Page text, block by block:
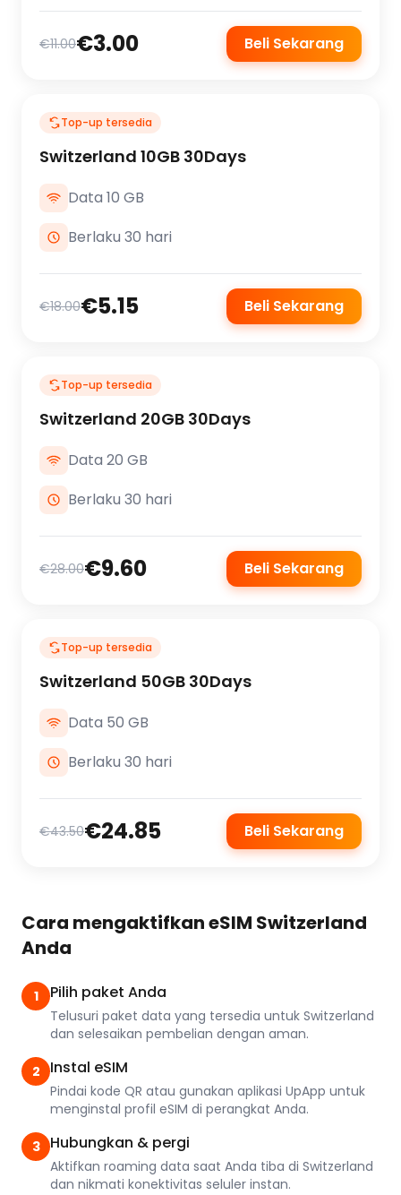
€11.00€3.00 Beli Sekarang
Top-up tersedia
Switzerland 10GB 30Days
Data 10 GB
Berlaku 30 hari
€18.00€5.15 Beli Sekarang
Top-up tersedia
Switzerland 20GB 30Days
Data 20 GB
Berlaku 30 hari
€28.00€9.60 Beli Sekarang
Top-up tersedia
Switzerland 50GB 30Days
Data 50 GB
Berlaku 30 hari
€43.50€24.85 Beli Sekarang
Cara mengaktifkan eSIM Switzerland
Anda
1 Pilih paket Anda
Telusuri paket data yang tersedia untuk Switzerland
dan selesaikan pembelian dengan aman.
2 Instal eSIM
Pindai kode QR atau gunakan aplikasi UpApp untuk
menginstal profil eSIM di perangkat Anda.
3 Hubungkan & pergi
Aktifkan roaming data saat Anda tiba di Switzerland
dan nikmati konektivitas seluler instan.